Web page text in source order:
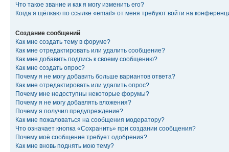
Что такое звание и как я могу изменить его?
Когда я щёлкаю по ссылке «email» от меня требуют войти на
Создание сообщений
Как мне создать тему в форуме?
Как мне отредактировать или удалить сообщение?
Как мне добавить подпись к своему сообщению?
Как мне создать опрос?
Почему я не могу добавить больше вариантов ответа?
Как мне отредактировать или удалить опрос?
Почему мне недоступны некоторые форумы?
Почему я не могу добавлять вложения?
Почему я получил предупреждение?
Как мне пожаловаться на сообщения модератору?
Что означает кнопка «Сохранить» при создании сообщения?
Почему моё сообщение требует одобрения?
Как мне вновь поднять мою тему?